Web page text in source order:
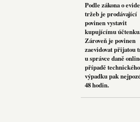
Podle zákona o
tržeb je prodávající
povinen vystavit
kupujícímu
Zároveň je povinen
zaevidovat přijatou
u správce daně
případě technického
výpadku pak
48 hodin.